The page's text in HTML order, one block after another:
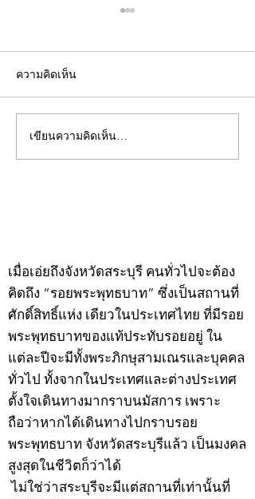
คอลัมน์"จับชีพจรวงการ
พระ"ประจำพุธที่ 29
ความคิดเห็น
เขียนความคิดเห็น…
เมื่อเอ่ยถึงจังหวัดสระบุรี คนทั่วไปจะต้อง
คิดถึง “รอยพระพุทธบาท” ซึ่งเป็นสถานที่
ศักดิ์สิทธิ์แห่ง เดียวในประเทศไทย ที่มีรอย
พระพุทธบาทของแท้ประทับรอยอยู่ ใน
แต่ละปีจะมีทั้งพระภิกษุสามเณรและบุคคล
ทั่วไป ทั้งจากในประเทศและต่างประเทศ
ตั้งใจเดินทางมากราบนมัสการ เพราะ
ถือว่าหากได้เดินทางไปกราบรอย
พระพุทธบาท จังหวัดสระบุรีแล้ว เป็นมงคล
สูงสุดในชีวิตก็ว่าได้
ไม่ใช่ว่าสระบุรีจะมีแต่สถานที่เท่านั้นที่